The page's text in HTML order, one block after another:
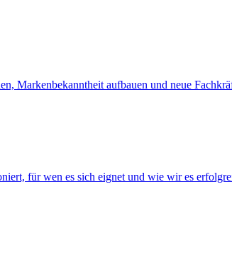
Markenbekanntheit aufbauen und neue
für wen es sich eignet und wie wir es